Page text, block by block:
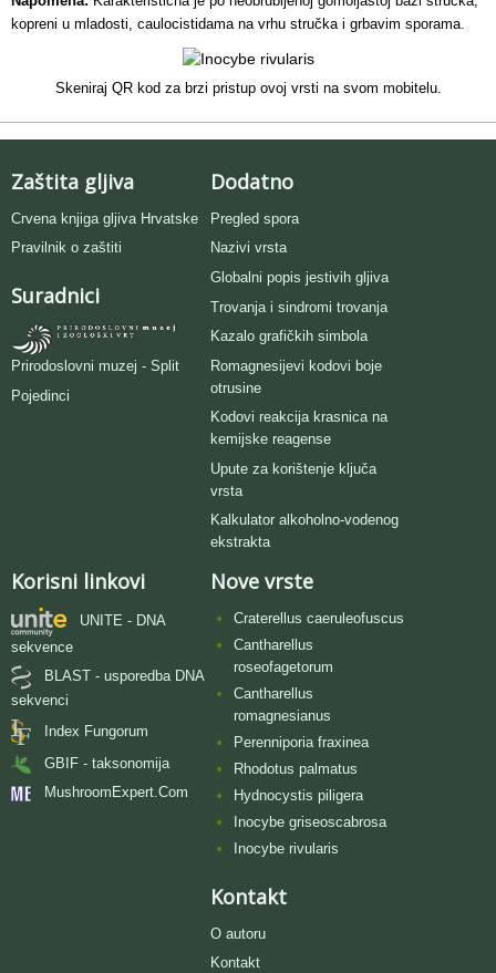
kopreni u mladosti, caulocistidama na vrhu stručka i grbavim sporama.
Skeniraj QR kod za brzi pristup ovoj vrsti na svom mobitelu.
Zaštita gljiva
Crvena knjiga gljiva Hrvatske
Pravilnik o zaštiti
Suradnici
Prirodoslovni muzej - Split
Pojedinci
Dodatno
Pregled spora
Nazivi vrsta
Globalni popis jestivih gljiva
Trovanja i sindromi trovanja
Kazalo grafičkih simbola
Romagnesijevi kodovi boje
otrusine
Kodovi reakcija krasnica na
kemijske reagense
Upute za korištenje ključa
vrsta
Kalkulator alkoholno-vodenog
ekstrakta
Korisni linkovi
UNITE - DNA
sekvence
BLAST - usporedba DNA
sekvenci
Index Fungorum
GBIF - taksonomija
MushroomExpert.Com
Nove vrste
Craterellus caeruleofuscus
Cantharellus
roseofagetorum
Cantharellus
romagnesianus
Perenniporia fraxinea
Rhodotus palmatus
Hydnocystis piligera
Inocybe griseoscabrosa
Inocybe rivularis
Kontakt
O autoru
Kontakt